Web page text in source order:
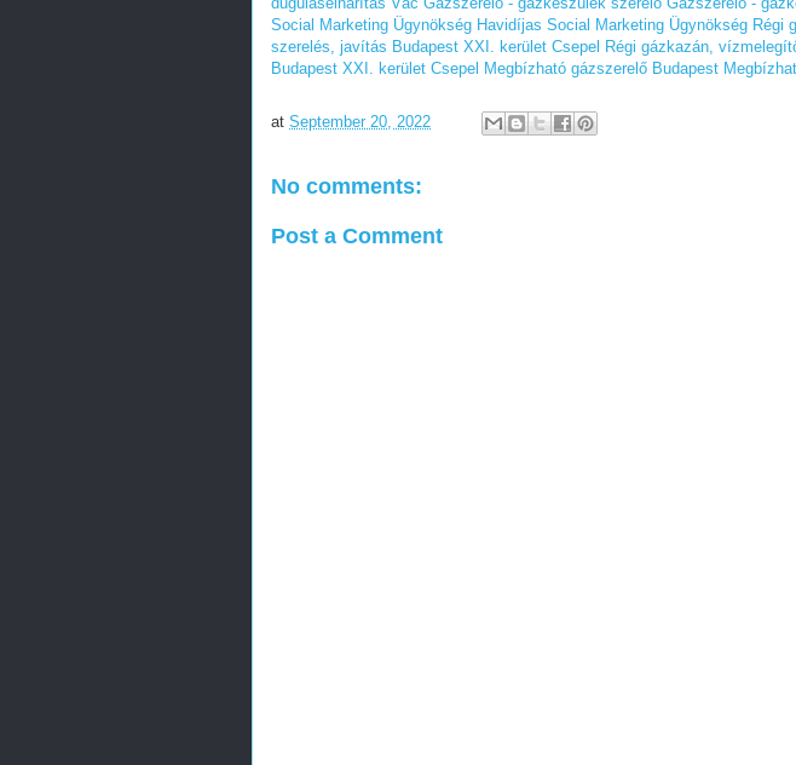
Social Marketing Ügynökség Havidíjas Social Marketing Ügynökség Régi
szerelés, javítás Budapest XXI. kerület Csepel Régi gázkazán,
Budapest XXI. kerület Csepel Megbízható gázszerelő Budapest
at September 20, 2022
No comments:
Post a Comment